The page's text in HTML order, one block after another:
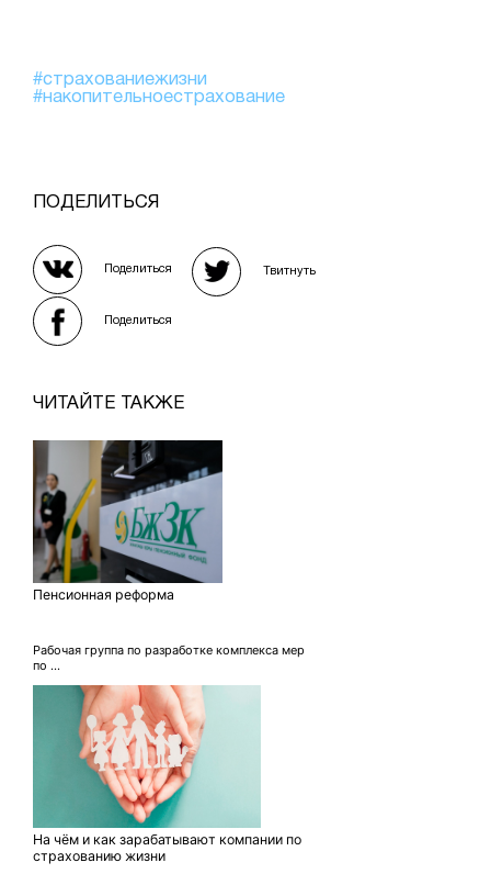
#страхованиежизни
#накопительноестрахование
ПОДЕЛИТЬСЯ
Поделиться Твитнуть
Поделиться
ЧИТАЙТЕ ТАКЖЕ
Пенсионная реформа
Рабочая группа по разработке комплекса мер
по ...
На чём и как зарабатывают компании по
страхованию жизни